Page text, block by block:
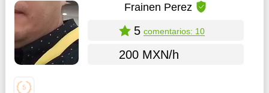
Frainen Perez
5 comentarios: 10
200 MXN/h